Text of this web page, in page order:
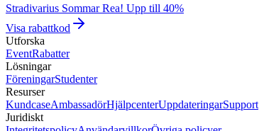
Stradivarius Sommar Rea! Upp till 40%
Visa rabattkod
Utforska
EventRabatter
Lösningar
FöreningarStudenter
Resurser
KundcaseAmbassadörHjälpcenterUppdateringarSupport
Juridiskt